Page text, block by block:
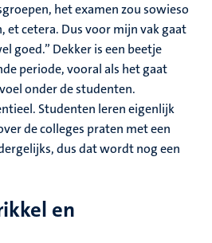
het examen zou sowieso
et cetera. Dus voor mijn vak gaat
goed.” Dekker is een beetje
periode, vooral als het gaat
onder de studenten.
Studenten leren eigenlijk
de colleges praten met een
dus dat wordt nog een
en